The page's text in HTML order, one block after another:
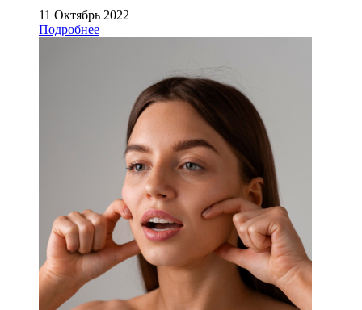
11 Октябрь 2022
Подробнее